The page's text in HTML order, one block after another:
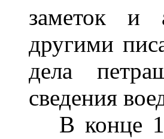
заметок и
другими
дела
сведения
В конце